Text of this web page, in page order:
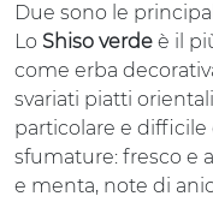
Due sono le
Lo Shiso verde è il
come erba
svariati piatti
particolare e
sfumature: fresco e
e menta, note di